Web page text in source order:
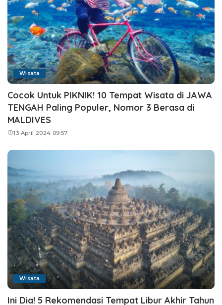
Wisata
Cocok Untuk PIKNIK! 10 Tempat Wisata di JAWA
TENGAH Paling Populer, Nomor 3 Berasa di
MALDIVES
13 April 2024 09:57
Wisata
Ini Dia! 5 Rekomendasi Tempat Libur Akhir Tahun